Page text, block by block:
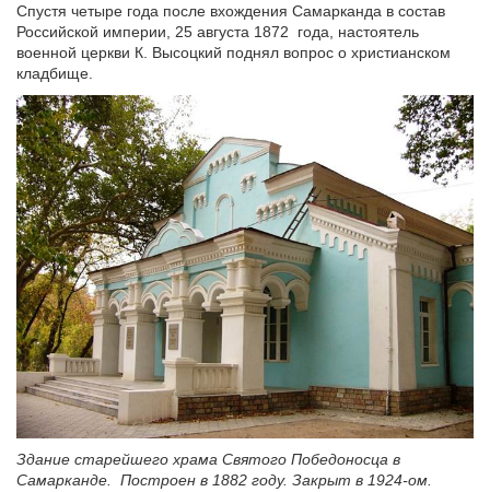
Спустя четыре года после вхождения Самарканда в состав
Российской империи, 25 августа 1872 года, настоятель
военной церкви К. Высоцкий поднял вопрос о христианском
кладбище.
Здание старейшего храма Святого Победоносца в
Самарканде. Построен в 1882 году. Закрыт в 1924-ом.